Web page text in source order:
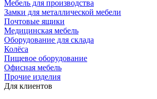
Мебель для производства
Замки для металлической мебели
Почтовые ящики
Медицинская мебель
Оборудование для склада
Колёса
Пищевое оборудование
Офисная мебель
Прочие изделия
Для клиентов